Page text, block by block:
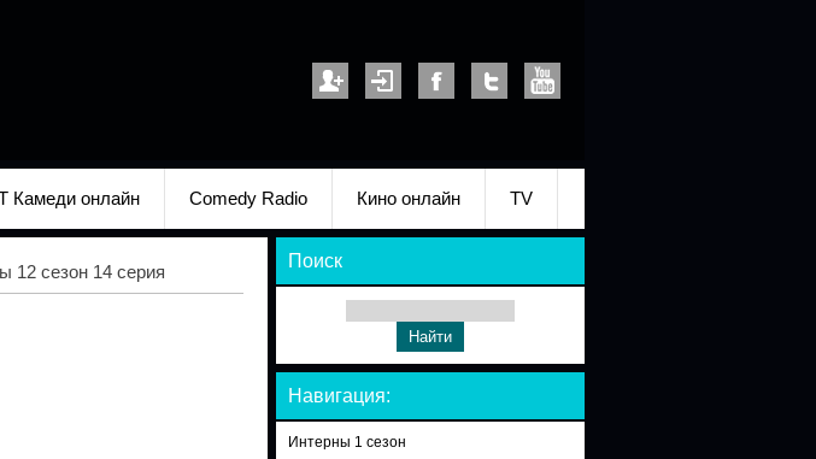
Камеди онлайн Comedy Radio Кино онлайн TV
12 сезон 14 серия
Поиск
Навигация:
Интерны 1 сезон